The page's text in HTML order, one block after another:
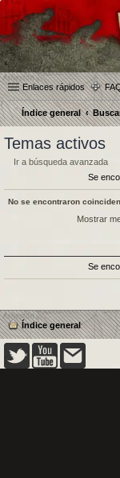
Enlaces rápidos
Índice general
Temas activos
Ir a búsqueda avanzada
Se
No se encontraron
Mostrar
Se
Índice general